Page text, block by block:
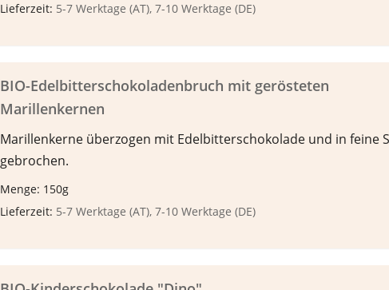
Lieferzeit: 5-7 Werktage (AT), 7-10 Werktage (DE)
BIO-Edelbitterschokoladenbruch mit gerösteten
Marillenkernen
Marillenkerne überzogen mit Edelbitterschokolade und in feine
gebrochen.
Menge: 150g
Lieferzeit: 5-7 Werktage (AT), 7-10 Werktage (DE)